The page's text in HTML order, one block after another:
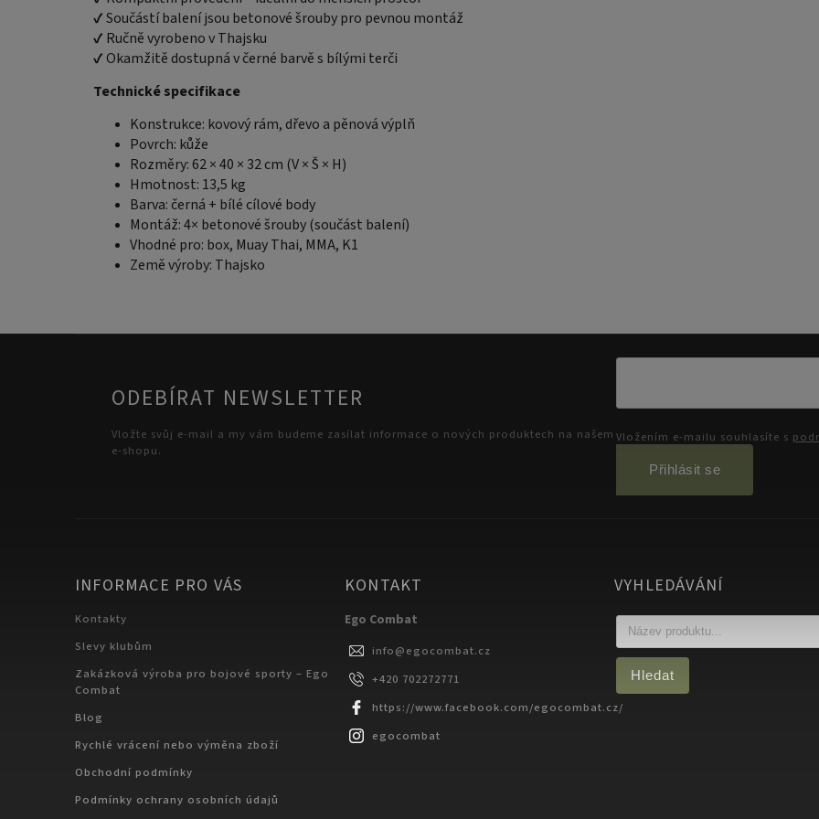
✔ Součástí balení jsou betonové šrouby pro pevnou montáž
✔ Ručně vyrobeno v Thajsku
✔ Okamžitě dostupná v černé barvě s bílými terči
Technické specifikace
Konstrukce: kovový rám, dřevo a pěnová výplň
Povrch: kůže
Rozměry: 62 × 40 × 32 cm (V × Š × H)
Hmotnost: 13,5 kg
Barva: černá + bílé cílové body
Montáž: 4× betonové šrouby (součást balení)
Vhodné pro: box, Muay Thai, MMA, K1
Země výroby: Thajsko
ODEBÍRAT NEWSLETTER
Vložte svůj e-mail a my vám budeme zasílat informace o nových produktech na našem
e-shopu.
Vložením e-mailu souhlasíte s
Přihlásit se
INFORMACE PRO VÁS
Kontakty
Slevy klubům
Zakázková výroba pro bojové sporty – Ego
Combat
Blog
Rychlé vrácení nebo výměna zboží
Obchodní podmínky
Podmínky ochrany osobních údajů
KONTAKT
Ego Combat
info@egocombat.cz
+420 702272771
https://www.facebook.com/egocombat.cz/
egocombat
VYHLEDÁVÁNÍ
Hledat